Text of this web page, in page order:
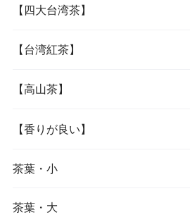
『阿里山烏龍茶』
『杉林溪烏龍茶』
『大禹嶺烏龍茶』
『梨山烏龍茶』
『鹿谷鄕凍頂烏龍茶』
【四大台湾茶】
『木柵鉄観音』
『文山包種茶』
『凍頂烏龍茶』
『東方美人茶』
【台湾紅茶】
『紅玉紅茶』
『蜜香紅茶』
【高山茶】
『阿里山烏龍茶』
『杉林溪烏龍茶』
『大禹嶺烏龍茶』
【香りが良い】
『文山包種茶』
『東方美人茶』
茶葉・小
茶葉・大